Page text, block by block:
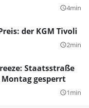
query_builder4min
der KGM Tivoli
query_builder2min
Staatsstraße
gesperrt
query_builder1min